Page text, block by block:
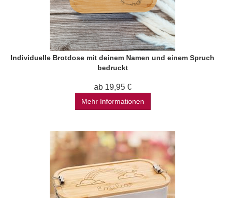
Individuelle Brotdose mit deinem Namen und einem Spruch
bedruckt
ab 19,95 €
Mehr Informationen